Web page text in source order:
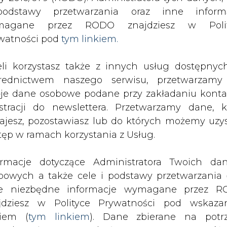
ZMIANY KADROWE NA RYNKU
przetwarzania oraz inne
przez RODO znajdziesz w
pod tym linkiem.
korzystasz także z innych usług
naszego serwisu,
dane osobowe podane przy zakładaniu
do newslettera. Przetwarzamy dane,
pozostawiasz lub do których możemy
w ramach korzystania z Usług.
dotyczące Administratora Twoich
a także cele i podstawy przetwarzania
niezbędne informacje wymagane przez
w Polityce Prywatności pod
(tym linkiem). Dane zbierane na
- Ruhrgas: dziś decyzja
drukuj skomentuj udostępnij :